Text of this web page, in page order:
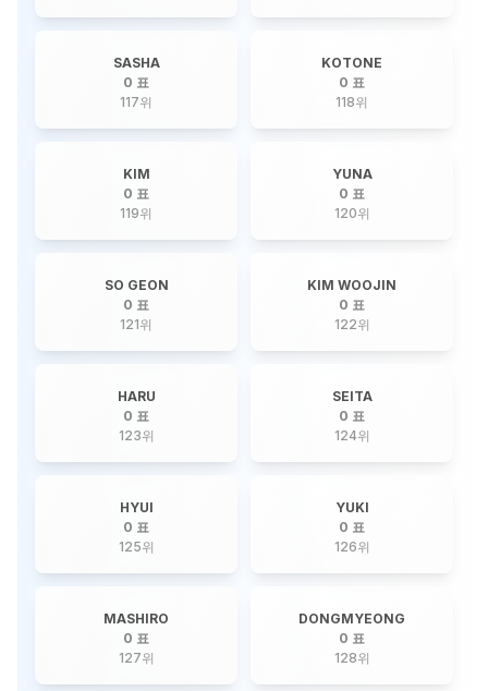
SASHA
0 표
117위
KOTONE
0 표
118위
KIM
0 표
119위
YUNA
0 표
120위
SO GEON
0 표
121위
KIM WOOJIN
0 표
122위
HARU
0 표
123위
SEITA
0 표
124위
HYUI
0 표
125위
YUKI
0 표
126위
MASHIRO
0 표
127위
DONGMYEONG
0 표
128위